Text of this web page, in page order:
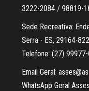
3222-2084 / 98819-
Sede Recreativa:
Serra - ES, 29164-822
Telefone: (27)
Email Geral:
WhatsApp Geral